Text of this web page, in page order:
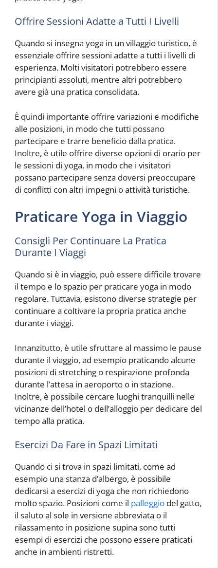
Offrire Sessioni Adatte a Tutti I Livelli
Quando si insegna yoga in un villaggio turistico, è
essenziale offrire sessioni adatte a tutti i livelli di
esperienza. Molti visitatori potrebbero essere
principianti assoluti, mentre altri potrebbero
avere già una pratica consolidata.
È quindi importante offrire variazioni e modifiche
alle posizioni, in modo che tutti possano
partecipare e trarre beneficio dalla pratica.
Inoltre, è utile offrire diverse opzioni di orario per
le sessioni di yoga, in modo che i visitatori
possano partecipare senza doversi preoccupare
di conflitti con altri impegni o attività turistiche.
Praticare Yoga in Viaggio
Consigli Per Continuare La Pratica
Durante I Viaggi
Quando si è in viaggio, può essere difficile trovare
il tempo e lo spazio per praticare yoga in modo
regolare. Tuttavia, esistono diverse strategie per
continuare a coltivare la propria pratica anche
durante i viaggi.
Innanzitutto, è utile sfruttare al massimo le pause
durante il viaggio, ad esempio praticando alcune
posizioni di stretching o respirazione profonda
durante l’attesa in aeroporto o in stazione.
Inoltre, è possibile cercare luoghi tranquilli nelle
vicinanze dell’hotel o dell’alloggio per dedicare del
tempo alla pratica.
Esercizi Da Fare in Spazi Limitati
Quando ci si trova in spazi limitati, come ad
esempio una stanza d’albergo, è possibile
dedicarsi a esercizi di yoga che non richiedono
molto spazio. Posizioni come il palleggio del gatto,
il saluto al sole in versione abbreviata o il
rilassamento in posizione supina sono tutti
esempi di esercizi che possono essere praticati
anche in ambienti ristretti.